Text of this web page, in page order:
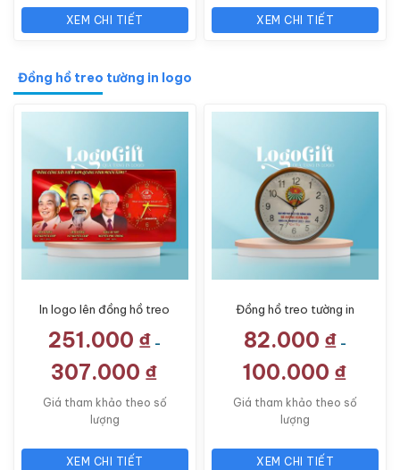
XEM CHI TIẾT XEM CHI TIẾT
Đồng hồ treo tường in logo
In logo lên đồng hồ treo
tráng gương có viền
251.000 ₫ -
307.000 ₫
Giá tham khảo theo số
lượng
XEM CHI TIẾT
Đồng hồ treo tường in
số in LG-ĐH27
82.000 ₫ -
100.000 ₫
Giá tham khảo theo số
lượng
XEM CHI TIẾT